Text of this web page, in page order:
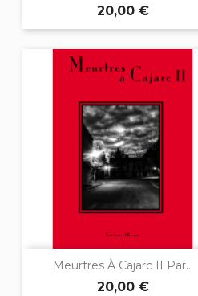
20,00 €
Meurtres À Cajarc II Par...
20,00 €